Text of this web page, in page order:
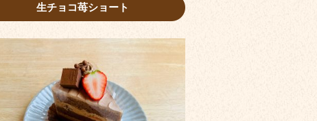
生チョコ苺ショート